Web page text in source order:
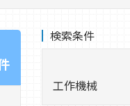
検索条件
工作機械